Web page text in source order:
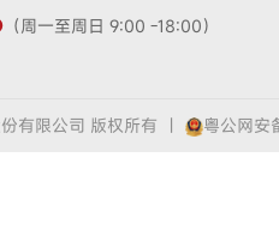
（周一至周日 9:00 -18:00）
有限公司 版权所有 粤公网安